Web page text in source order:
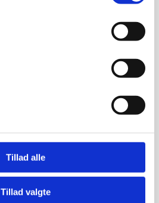
Tillad alle
Tillad valgte